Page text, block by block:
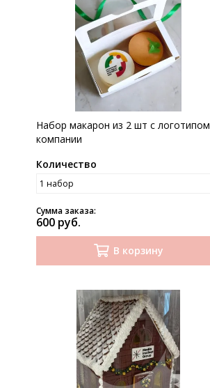
Набор макарон из 2 шт с логотипом
компании
Количество
Сумма заказа:
600 руб.
В корзину